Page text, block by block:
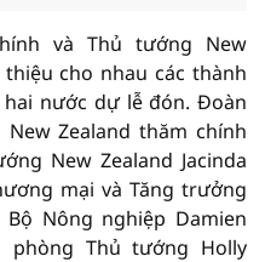
và Thủ tướng New
cho nhau các thành
nước dự lễ đón. Đoàn
Zealand thăm chính
New Zealand Jacinda
mại và Tăng trưởng
Nông nghiệp Damien
phòng Thủ tướng Holly